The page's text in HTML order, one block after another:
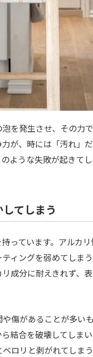
を発生させ、その力
が、時には「汚れ」
ような失敗が起きて
てしまう
っています。アルカ
ィングを弱めてしま
成分に耐えきれず、
傷があることが多い
結合を破壊してしま
ロリと剥がれてしま